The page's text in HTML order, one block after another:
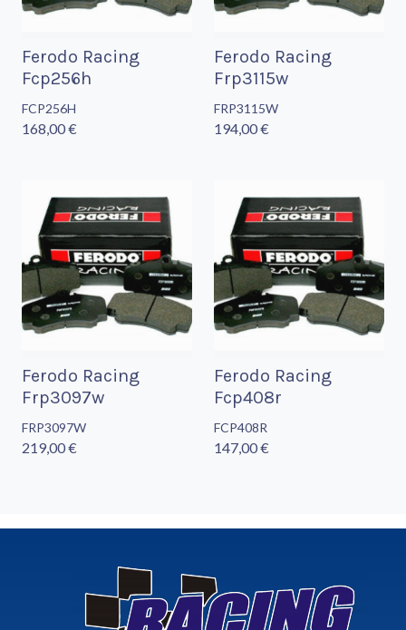
Ferodo Racing
Fcp256h
FCP256H
168,00 €
Ferodo Racing
Frp3115w
FRP3115W
194,00 €
Ferodo Racing
Frp3097w
FRP3097W
219,00 €
Ferodo Racing
Fcp408r
FCP408R
147,00 €